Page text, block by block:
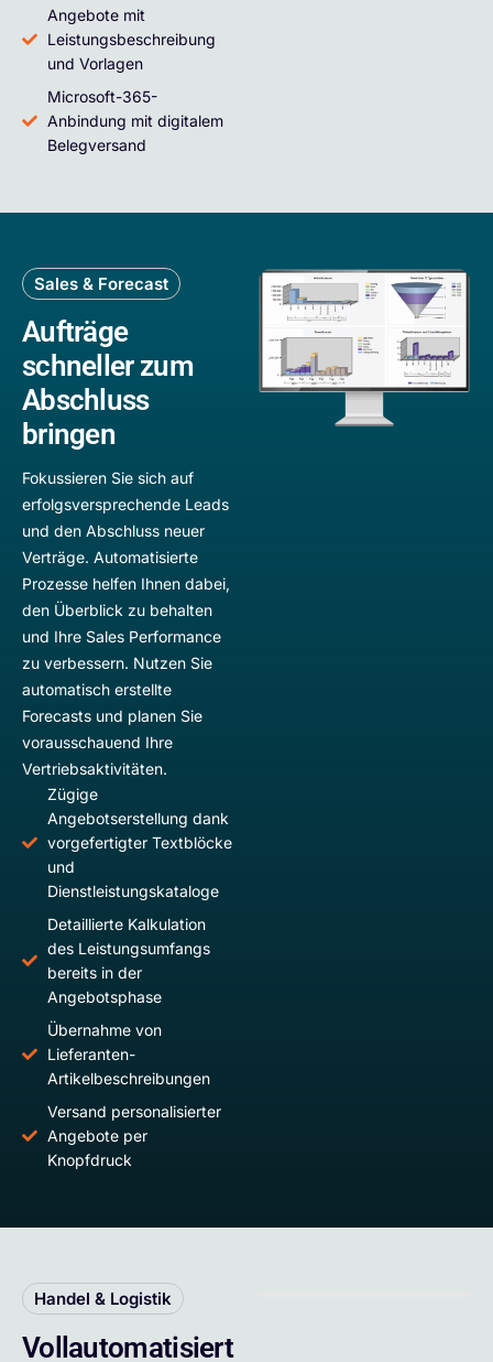
Angebote mit
Leistungsbeschreibung
und Vorlagen
Microsoft-365-
Anbindung mit digitalem
Belegversand
Sales & Forecast
Aufträge
schneller zum
Abschluss
bringen
Fokussieren Sie sich auf
erfolgsversprechende Leads
und den Abschluss neuer
Verträge. Automatisierte
Prozesse helfen Ihnen dabei,
den Überblick zu behalten
und Ihre Sales Performance
zu verbessern. Nutzen Sie
automatisch erstellte
Forecasts und planen Sie
vorausschauend Ihre
Vertriebsaktivitäten.
Zügige
Angebotserstellung dank
vorgefertigter Textblöcke
und
Dienstleistungskataloge
Detaillierte Kalkulation
des Leistungsumfangs
bereits in der
Angebotsphase
Übernahme von
Lieferanten-
Artikelbeschreibungen
Versand personalisierter
Angebote per
Knopfdruck
Handel & Logistik
Vollautomatisiert